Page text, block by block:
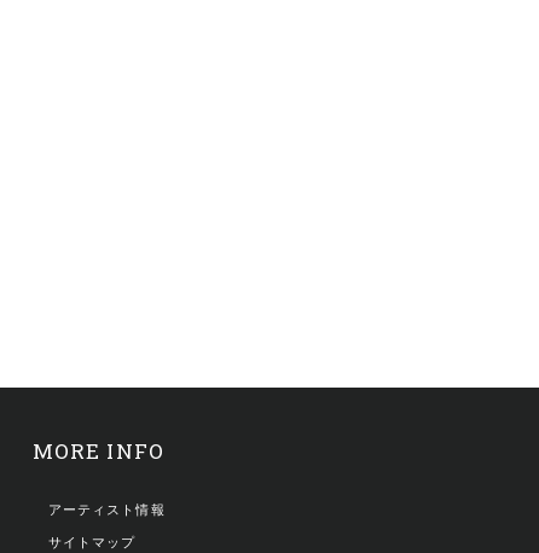
MORE INFO
アーティスト情報
サイトマップ